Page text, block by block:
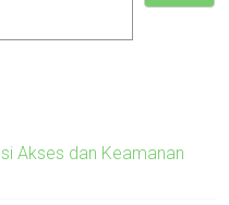
Akses dan Keamanan